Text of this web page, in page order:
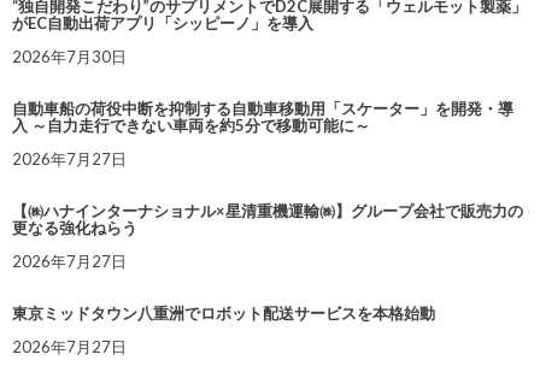
“独自開発こだわり”のサプリメントでD2C展開する「ウェルモット製薬」
がEC自動出荷アプリ「シッピーノ」を導入
2026年7月30日
自動車船の荷役中断を抑制する自動車移動用「スケーター」を開発・導
入 ～自力走行できない車両を約5分で移動可能に～
2026年7月27日
【㈱ハナインターナショナル×星清重機運輸㈱】グループ会社で販売力の
更なる強化ねらう
2026年7月27日
東京ミッドタウン八重洲でロボット配送サービスを本格始動
2026年7月27日